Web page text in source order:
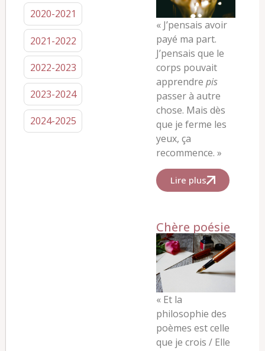
2020-2021
2021-2022
2022-2023
2023-2024
2024-2025
« J’pensais avoir
payé ma part.
J’pensais que le
corps pouvait
apprendre pis
passer à autre
chose. Mais dès
que je ferme les
yeux, ça
recommence. »
Lire plus
Chère poésie
« Et la
philosophie des
poèmes est celle
que je crois / Elle